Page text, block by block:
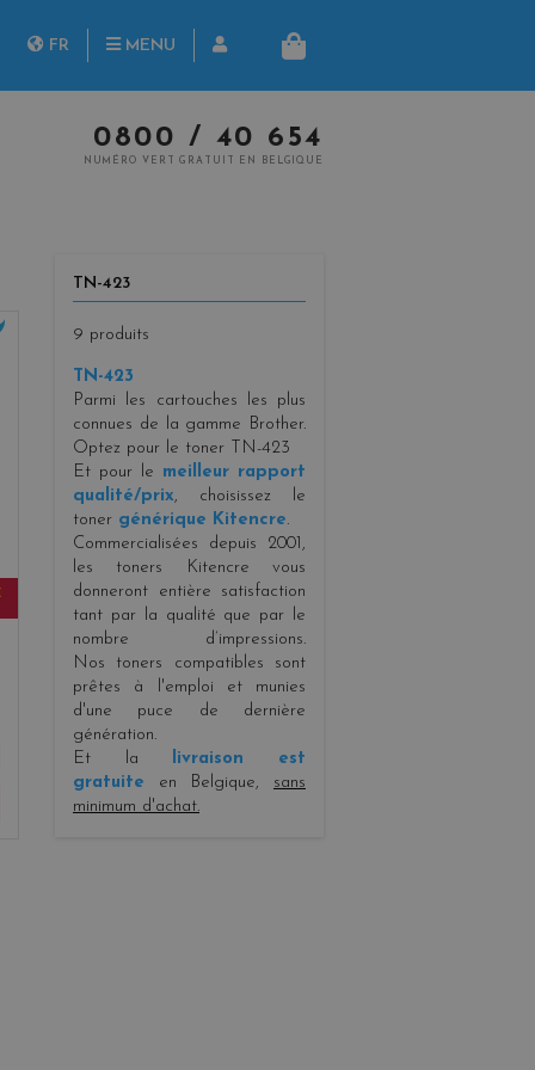
FR MENU
PANIER
0800 / 40 654
NUMÉRO VERT GRATUIT EN BELGIQUE
TN-423
9 produits
TN-423
Parmi les cartouches les plus
connues de la gamme Brother.
Optez pour le toner TN-423
Et pour le meilleur rapport
qualité/prix, choisissez le
toner générique Kitencre.
Commercialisées depuis 2001,
les toners Kitencre vous
donneront entière satisfaction
tant par la qualité que par le
nombre d’impressions.
Nos toners compatibles sont
prêtes à l'emploi et munies
d'une puce de dernière
génération.
Et la
livraison est
gratuite en Belgique, sans
minimum d'achat.